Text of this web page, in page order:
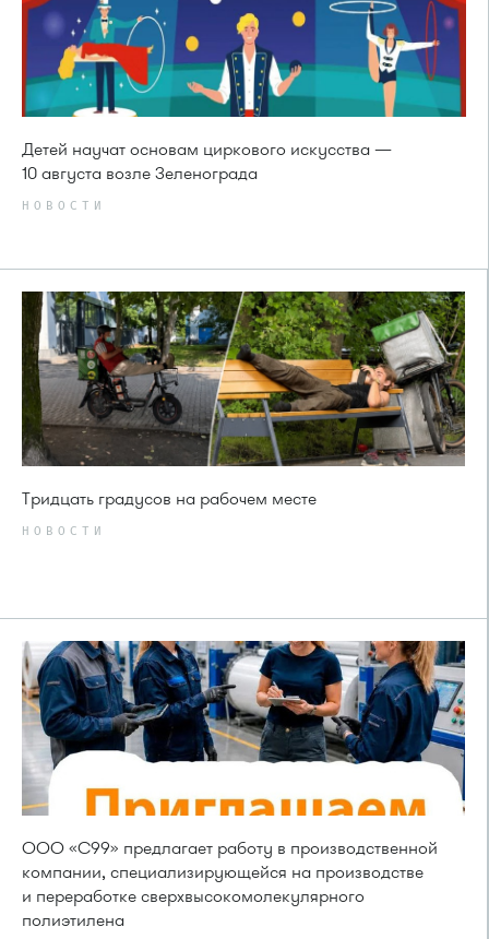
Детей научат основам циркового искусства —
10 августа возле Зеленограда
НОВОСТИ
Тридцать градусов на рабочем месте
НОВОСТИ
ООО «С99» предлагает работу в производственной
компании, специализирующейся на производстве
и переработке сверхвысокомолекулярного
полиэтилена